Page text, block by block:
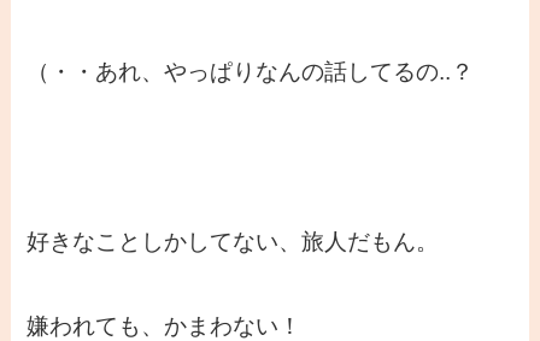
（・・あれ、やっぱりなんの話してるの..？
好きなことしかしてない、旅人だもん。
嫌われても、かまわない！